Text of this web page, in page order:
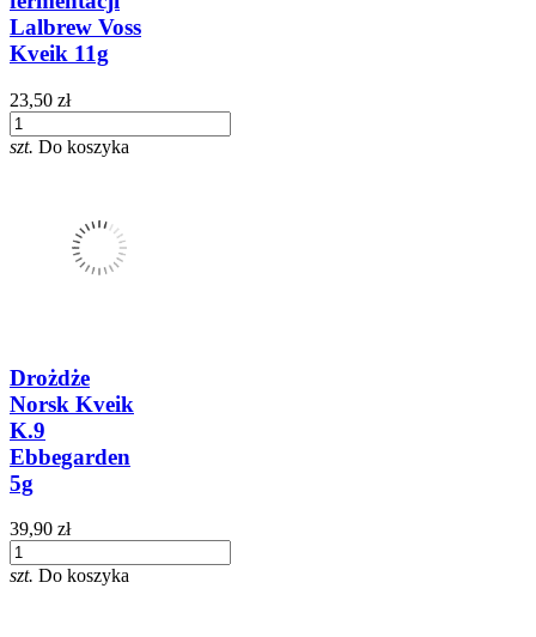
Lalbrew Voss
Kveik 11g
23,50 zł
szt. Do koszyka
Drożdże
Norsk Kveik
K.9
Ebbegarden
5g
39,90 zł
szt. Do koszyka